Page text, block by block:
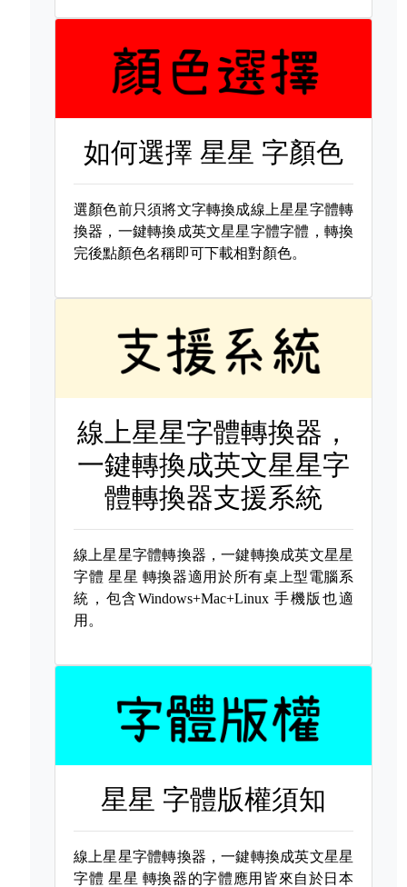
如何選擇星星 字顏色
選顏色前只須將文字轉換成線上星星字體轉
換器，一鍵轉換成英文星星字體字體，轉換
完後點顏色名稱即可下載相對顏色。
線上星星字體轉換器，
一鍵轉換成英文星星字
體轉換器支援系統
線上星星字體轉換器，一鍵轉換成英文星星
字體 星星 轉換器適用於所有桌上型電腦系
統，包含Windows+Mac+Linux 手機版也適
用。
星星 字體版權須知
線上星星字體轉換器，一鍵轉換成英文星星
字體 星星 轉換器的字體應用皆來自於日本